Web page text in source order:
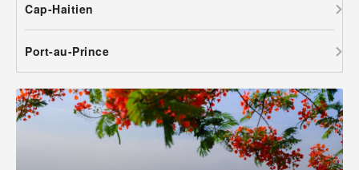
Cap-Haitien
Port-au-Prince